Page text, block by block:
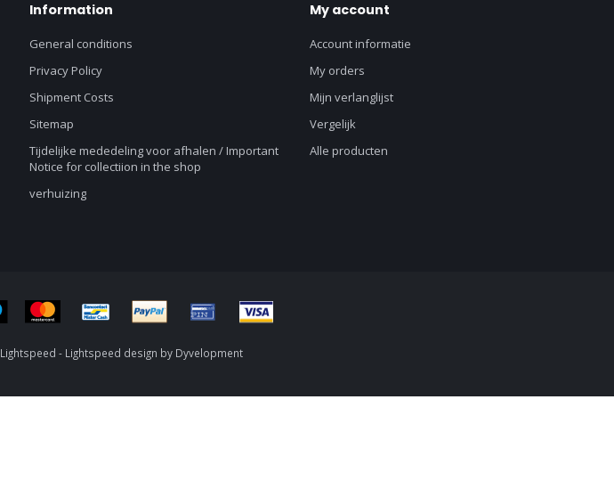
Information
General conditions
Privacy Policy
Shipment Costs
Sitemap
Tijdelijke mededeling voor afhalen / Important
Notice for collectiion in the shop
verhuizing
My account
Account informatie
My orders
Mijn verlanglijst
Vergelijk
Alle producten
Lightspeed - Lightspeed design by Dyvelopment